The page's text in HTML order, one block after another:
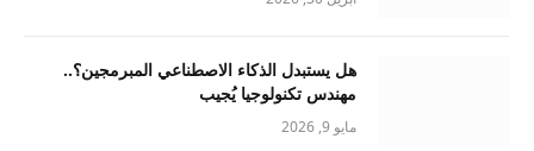
هل يستبدل الذكاء الاصطناعي المبرمجين؟..
مهندس تكنولوجيا يُجيب
مايو 9, 2026